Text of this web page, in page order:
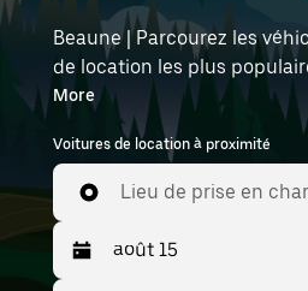
Beaune | Parcourez les
de location les plus
Des voitures électriques aux
passant par les SUV, vous
véhicules adaptés aux
groupes comptant jusqu'à
Saisissez l'heure et
exemple : Lyon–Saint-
trouver des voitures de
More
Voitures de location à proximité
Lieu de prise en